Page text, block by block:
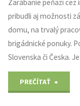
Zarábanie peňazí
pribudli aj možnosti
domu, na trvalý
brigádnické ponuky.
Slovenska či Česka.
PREČÍTAŤ